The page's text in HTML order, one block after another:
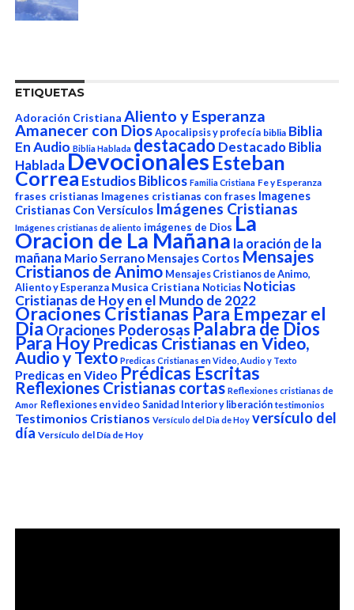
ETIQUETAS
Adoración Cristiana Aliento y Esperanza
Amanecer con Dios Apocalipsis y profecía biblia Biblia
En Audio Biblia Hablada destacado Destacado Biblia
HabladaDevocionalesEsteban
Correa Estudios Biblicos Familia Cristiana Fe y Esperanza
frases cristianas Imagenes cristianas con frases Imagenes
Cristianas Con Versículos Imágenes Cristianas
Imágenes cristianas de aliento imágenes de Dios La
Oracion de La Mañana la oración de la
mañana Mario Serrano Mensajes Cortos Mensajes
Cristianos de Animo Mensajes Cristianos de Animo,
Aliento y Esperanza Musica Cristiana Noticias Noticias
Cristianas de Hoy en el Mundo de 2022
Oraciones Cristianas Para Empezar el
Dia Oraciones Poderosas Palabra de Dios
Para Hoy Predicas Cristianas en Video,
Audio y Texto Predicas Cristianas en Video, Audio y Texto
Predicas en Video Prédicas Escritas
Reflexiones Cristianas cortas Reflexiones cristianas de
Amor Reflexiones en video Sanidad Interior y liberación testimonios
Testimonios Cristianos Versículo del Dia de Hoy versículo del
día Versículo del Día de Hoy